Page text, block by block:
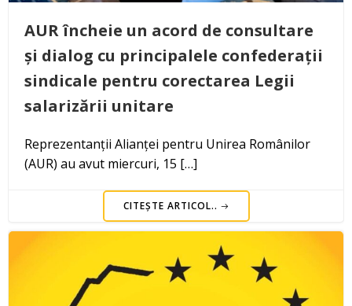
AUR încheie un acord de consultare
și dialog cu principalele confederații
sindicale pentru corectarea Legii
salarizării unitare
Reprezentanții Alianței pentru Unirea Românilor
(AUR) au avut miercuri, 15 […]
CITEȘTE ARTICOL..